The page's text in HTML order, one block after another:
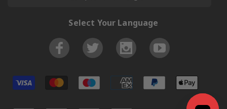
Select Your Language